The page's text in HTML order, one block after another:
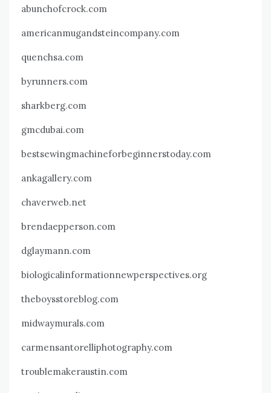
abunchofcrock.com
americanmugandsteincompany.com
quenchsa.com
byrunners.com
sharkberg.com
gmcdubai.com
bestsewingmachineforbeginnerstoday.com
ankagallery.com
chaverweb.net
brendaepperson.com
dglaymann.com
biologicalinformationnewperspectives.org
theboysstoreblog.com
midwaymurals.com
carmensantorelliphotography.com
troublemakeraustin.com